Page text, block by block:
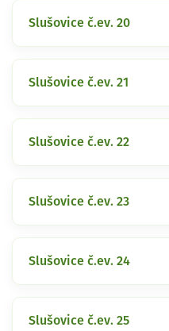
Slušovice č.ev. 20
Slušovice č.ev. 21
Slušovice č.ev. 22
Slušovice č.ev. 23
Slušovice č.ev. 24
Slušovice č.ev. 25